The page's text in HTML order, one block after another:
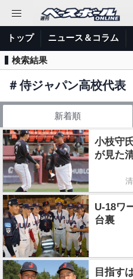
トップ ニュース＆コラム
検索結果
＃侍ジャパン高校代表
新着順
小枝守
が見た
U-18ワ
台裏
目指す